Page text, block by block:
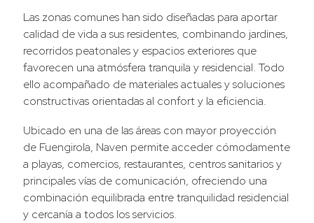
Las zonas comunes han sido diseñadas para aportar
calidad de vida a sus residentes, combinando jardines,
recorridos peatonales y espacios exteriores que
favorecen una atmósfera tranquila y residencial. Todo
ello acompañado de materiales actuales y soluciones
constructivas orientadas al confort y la eficiencia.
Ubicado en una de las áreas con mayor proyección
de Fuengirola, Naven permite acceder cómodamente
a playas, comercios, restaurantes, centros sanitarios y
principales vías de comunicación, ofreciendo una
combinación equilibrada entre tranquilidad residencial
y cercanía a todos los servicios.